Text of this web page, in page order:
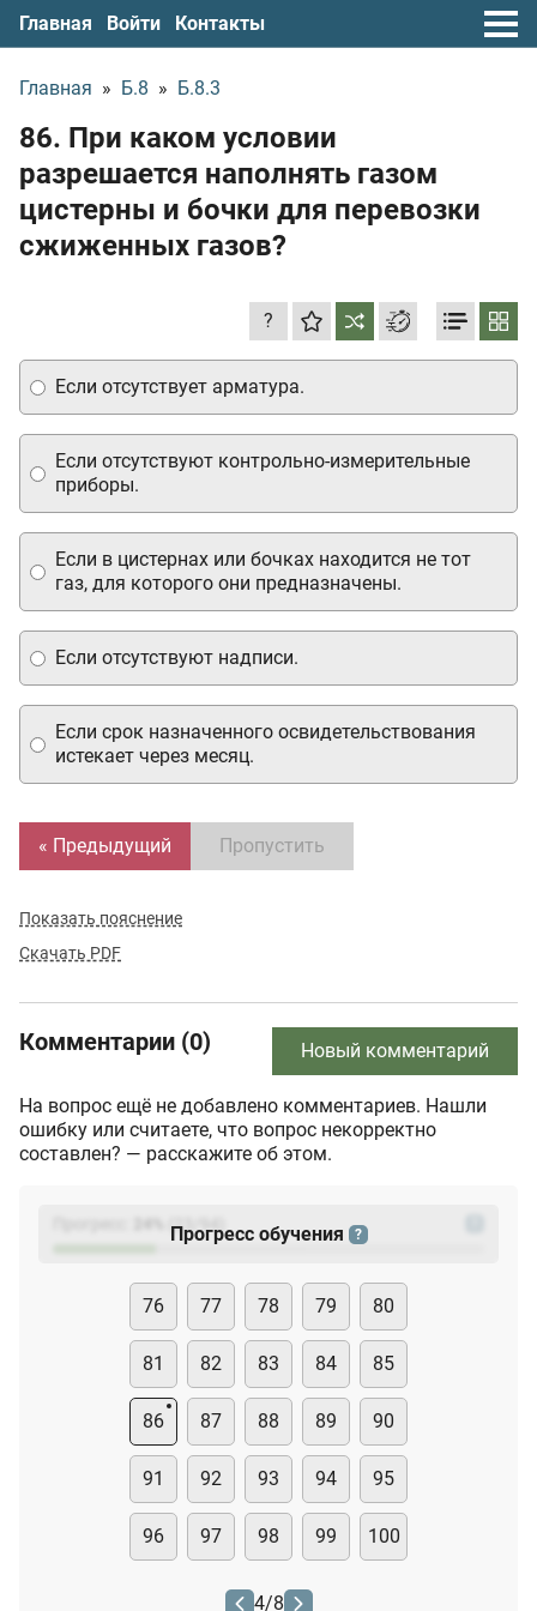
Главная Войти Контакты
Главная » Б.8 » Б.8.3
86. При каком условии
разрешается наполнять газом
цистерны и бочки для перевозки
сжиженных газов?
?
Если срок назначенного освидетельствования
истекает через месяц.
Если отсутствует арматура.
Если в цистернах или бочках находится не тот
газ, для которого они предназначены.
Если отсутствуют контрольно-измерительные
приборы.
Если отсутствуют надписи.
« Предыдущий Пропустить
Показать пояснение
Скачать PDF
Комментарии (0) Новый комментарий
На вопрос ещё не добавлено комментариев. Нашли
ошибку или считаете, что вопрос некорректно
составлен? — расскажите об этом.
(23
Прогресс обучения ?
76 77 78 79 80
81 82 83 84 85
86 87 88 89 90
91 92 93 94 95
96 97 98 99 100
4/8